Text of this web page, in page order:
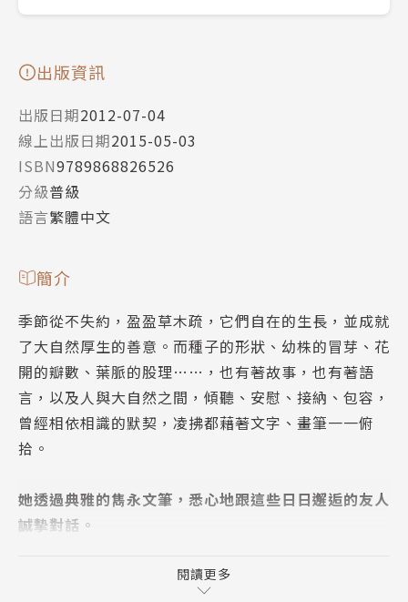
出版資訊
出版日期2012-07-04
線上出版日期2015-05-03
ISBN9789868826526
分級普級
語言繁體中文
簡介
季節從不失約，盈盈草木疏，它們自在的生長，並成就
了大自然厚生的善意。而種子的形狀、幼株的冒芽、花
開的瓣數、葉脈的股理……，也有著故事，也有著語
言，以及人與大自然之間，傾聽、安慰、接納、包容，
曾經相依相識的默契，凌拂都藉著文字、畫筆一一俯
拾。
她透過典雅的雋永文筆，悉心地跟這些日日邂逅的友人
誠摰對話。
閱讀更多